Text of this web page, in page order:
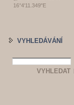
16°4'11.349"E
VYHLEDÁVÁNÍ